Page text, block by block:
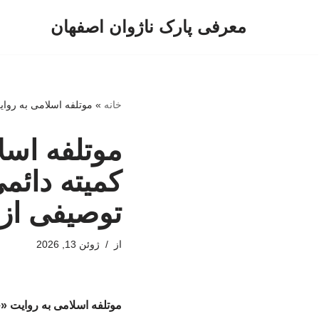
معرفی پارک ناژوان اصفهان
خانه » موتلفه اسلامی به
موتلفه
کمیته
توصیفی
از ژوئن 13, 2026
موتلفه اسلامی به